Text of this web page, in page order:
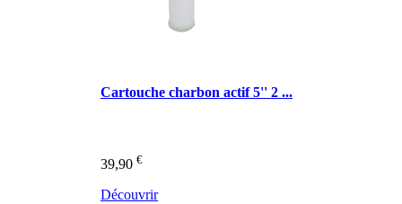
Cartouche charbon actif 5'' 2 ...
39,90 €
Découvrir